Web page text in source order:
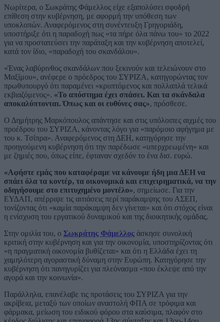
Νωρίτερα, ο Σωκράτης Φάμελλος είχε εξαπολύσει σφοδρή
επίθεση στην κυβέρνηση, με αφορμή την υπόθεση των
υποκλοπών. Αναφερόμενος στη συνέντευξη Γρηγοριάδη,
υποστήριξε ότι η παραδοχή πως «τα πήρε όλα πάνω του» το 2022
για να προστατεύσει την παράταξη και την κυβέρνηση αποτελεί,
κατά τον ίδιο, «παραδοχή του σκανδάλου».
«Ένας λαβύρινθος σκανδάλων που ξεκινούν και τελειώνουν στο
Μαξίμου», ανέφερε ο πρόεδρος του ΣΥΡΙΖΑ, κατηγορώντας τον
πρωθυπουργό ότι παραμένει «κρυπτόμενος και πολλαπλά τελικά
εκβιαζόμενος». «Το απόστημα έχει σπάσει. Και τα σκάνδαλα
αποκαλύπτονται. Όπως και οι ευθύνες σας», πρόσθεσε.
Ο Δημήτρης Μαρκόπουλος απάντησε και στις υπόλοιπες αιχμές του
προέδρου του ΣΥΡΙΖΑ, κάνοντας λόγο για «παρόμοιο αφήγημα με
του κ. Τσίπρα». Αναφερόμενος στη ΔΕΗ, κατηγόρησε την
προηγούμενη κυβέρνηση ότι την παρέδωσε «υπερχρεωμένη» και
με ζημιές που, όπως είπε, έφταναν σχεδόν το ένα δισ. ευρώ.
«Αφήστε εμάς που καταφέραμε να κάνουμε ήδη μια ΔΕΗ να
σπάει όλα τα κοντέρ, τα οικονομικά και επιχειρηματικά, να την
οδηγήσουμε στο επιτυχημένο μοντέλο», σημείωσε. Για την
ΕΥΔΑΠ, απέρριψε τις αιτιάσεις περί παράκαμψης του ΑΣΕΠ,
τονίζοντας ότι «καμία παράκαμψη δεν γίνεται» και ότι στόχος είναι
η ενίσχυση του εργατικού δυναμικού και της διοικητικής ομάδας.
Στην ομιλία του, ο Σωκράτης Φάμελλος άσκησε συνολική
κριτική στην κυβέρνηση και για την οικονομία, υποστηρίζοντας ότι
«η πραγματική οικονομία βυθίζεται» και ότι η Ελλάδα έχει τη
χαμηλότερη αγοραστική δύναμη στην Ευρώπη. Κατηγόρησε την
κυβέρνηση ότι πανηγυρίζει για πλεόνασμα «που έκλεψε από την
αγορά και την κοινωνία».
Παράλληλα, επανέλαβε τις προτάσεις του ΣΥΡΙΖΑ για την
ακρίβεια, μεταξύ των οποίων αναστολή ΦΠΑ σε τρόφιμα και
φάρμακα, μείωση του ειδικού φόρου στα καύσιμα, πλαφόν στο